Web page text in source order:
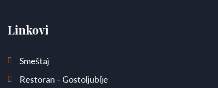
Linkovi
Smeštaj
Restoran – Gostoljublje